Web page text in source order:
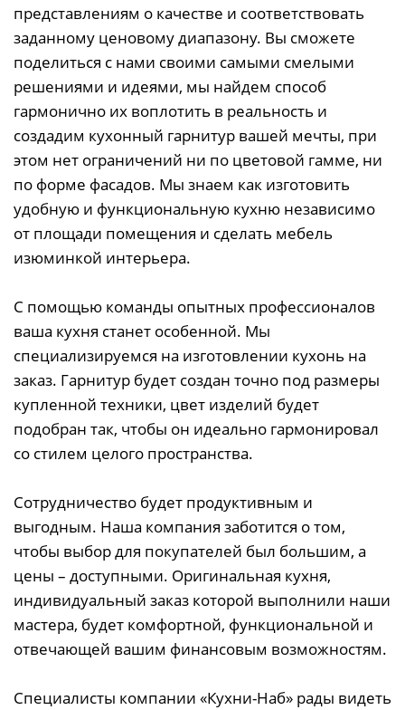
представлениям о качестве и соответствовать
заданному ценовому диапазону. Вы сможете
поделиться с нами своими самыми смелыми
решениями и идеями, мы найдем способ
гармонично их воплотить в реальность и
создадим кухонный гарнитур вашей мечты, при
этом нет ограничений ни по цветовой гамме, ни
по форме фасадов. Мы знаем как изготовить
удобную и функциональную кухню независимо
от площади помещения и сделать мебель
изюминкой интерьера.
С помощью команды опытных профессионалов
ваша кухня станет особенной. Мы
специализируемся на изготовлении кухонь на
заказ. Гарнитур будет создан точно под размеры
купленной техники, цвет изделий будет
подобран так, чтобы он идеально гармонировал
со стилем целого пространства.
Сотрудничество будет продуктивным и
выгодным. Наша компания заботится о том,
чтобы выбор для покупателей был большим, а
цены – доступными. Оригинальная кухня,
индивидуальный заказ которой выполнили наши
мастера, будет комфортной, функциональной и
отвечающей вашим финансовым возможностям.
Специалисты компании «Кухни-Наб» рады видеть